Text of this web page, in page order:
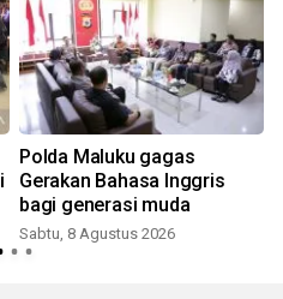
Polda Maluku gagas
Gerakan Bahasa Inggris
bagi generasi muda
Sabtu, 8 Agustus 2026